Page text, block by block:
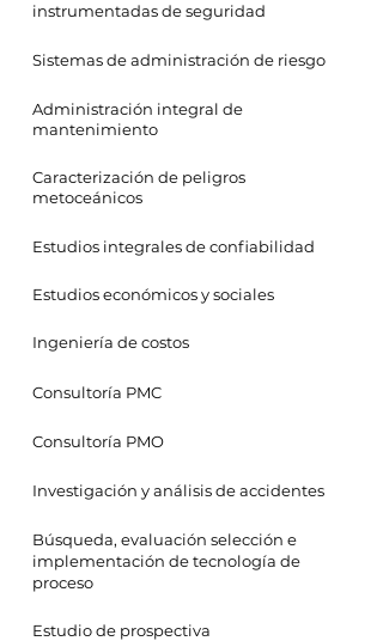
instrumentadas de seguridad
Sistemas de administración de riesgo
Administración integral de
mantenimiento
Caracterización de peligros
metoceánicos
Estudios integrales de confiabilidad
Estudios económicos y sociales
Ingeniería de costos
Consultoría PMC
Consultoría PMO
Investigación y análisis de accidentes
Búsqueda, evaluación selección e
implementación de tecnología de
proceso
Estudio de prospectiva